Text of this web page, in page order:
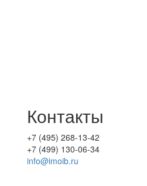
Контакты
+7 (495) 268-13-42
+7 (499) 130-06-34
info@imoib.ru